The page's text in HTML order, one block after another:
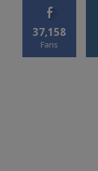
37,158
Fans